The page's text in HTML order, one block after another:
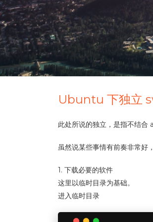
Ubuntu 下独立
此处所说的独立，是指不结
虽然说某些事情有前奏非常好
1. 下载必要的软件
这里以临时目录为基础。
进入临时目录